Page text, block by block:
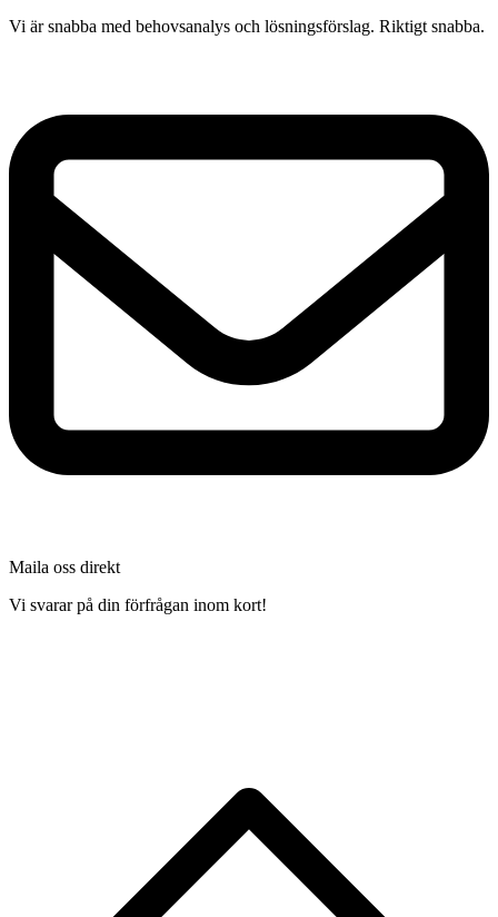
Vi är snabba med behovsanalys och lösningsförslag. Riktigt snabba.
Maila oss direkt
Vi svarar på din förfrågan inom kort!